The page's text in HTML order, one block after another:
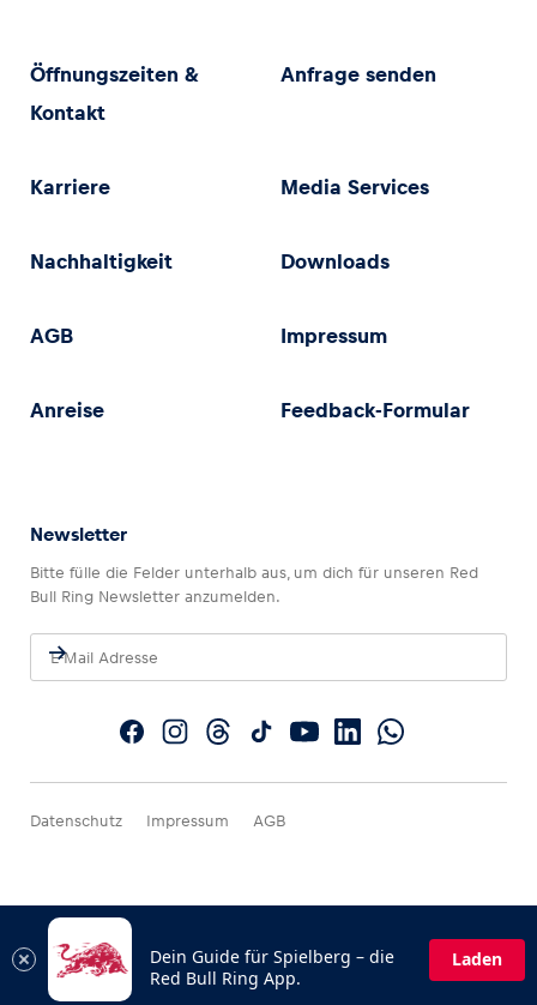
Öffnungszeiten &
Kontakt
Anfrage senden
Karriere Media Services
Nachhaltigkeit Downloads
AGB Impressum
Anreise Feedback-Formular
Newsletter
Bitte fülle die Felder unterhalb aus, um dich für unseren Red
Bull Ring Newsletter anzumelden.
Datenschutz Impressum AGB
Dein Guide für Spielberg – die
Red Bull Ring App.
Laden